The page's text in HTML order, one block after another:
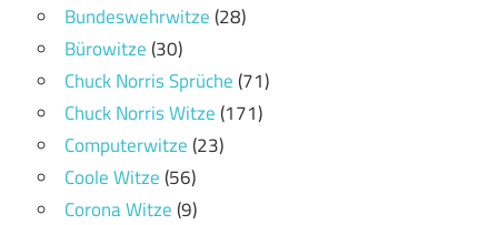
Bundeswehrwitze(28)
Bürowitze(30)
Chuck Norris Sprüche(71)
Chuck Norris Witze(171)
Computerwitze(23)
Coole Witze(56)
Corona Witze(9)